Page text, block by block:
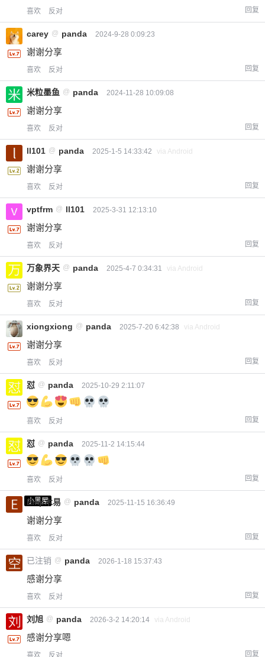
喜欢 反对 回复
carey @ panda 2024-9-28 0:09:23
谢谢分享
喜欢 反对 回复
米粒墨鱼 @ panda 2024-11-28 10:09:08
谢谢分享
喜欢 反对 回复
ll101 @ panda 2025-1-5 14:33:42 via Android
谢谢分享
喜欢 反对 回复
vptfrm @ ll101 2025-3-31 12:13:10
谢谢分享
喜欢 反对 回复
万象界天 @ panda 2025-4-7 0:34:31 via Android
谢谢分享
喜欢 反对 回复
xiongxiong @ panda 2025-7-20 6:42:38 via Android
谢谢分享
喜欢 反对 回复
怼 @ panda 2025-10-29 2:11:07
喜欢 反对 回复
怼 @ panda 2025-11-2 14:15:44
喜欢 反对 回复
小黑屋
Emp木易 @ panda 2025-11-15 16:36:49
谢谢分享
喜欢 反对 回复
已注销 @ panda 2026-1-18 15:37:43
感谢分享
喜欢 反对 回复
刘旭 @ panda 2026-3-2 14:20:14 via Android
感谢分享嗯
喜欢 反对 回复